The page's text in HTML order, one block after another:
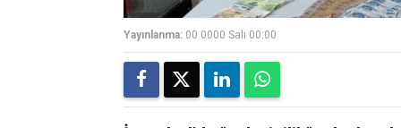
Yayınlanma: 00 0000 Salı 00:00